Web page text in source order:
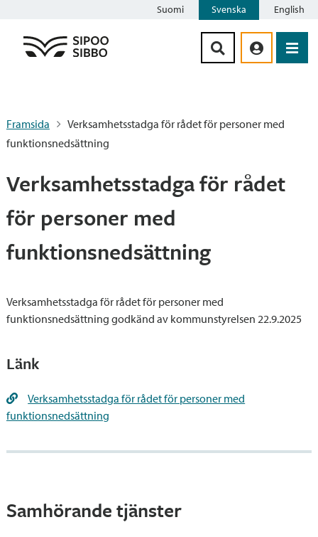
Suomi Svenska English
Framsida
Verksamhetsstadga för rådet för personer med
funktionsnedsättning
Verksamhetsstadga för rådet
för personer med
funktionsnedsättning
Verksamhetsstadga för rådet för personer med
funktionsnedsättning godkänd av kommunstyrelsen 22.9.2025
Länk
Verksamhetsstadga för rådet för personer med
funktionsnedsättning
Samhörande tjänster